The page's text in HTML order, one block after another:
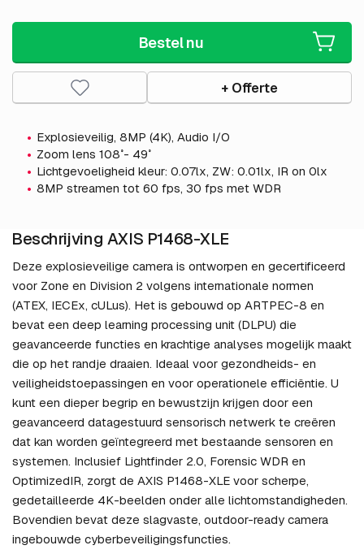
Bestel nu
+ Offerte
Explosieveilig, 8MP (4K), Audio I/O
Zoom lens 108˚- 49˚
Lichtgevoeligheid kleur: 0.07lx, ZW: 0.01lx, IR on 0lx
8MP streamen tot 60 fps, 30 fps met WDR
Beschrijving AXIS P1468-XLE
Deze explosieveilige camera is ontworpen en gecertificeerd
voor Zone en Division 2 volgens internationale normen
(ATEX, IECEx, cULus). Het is gebouwd op ARTPEC-8 en
bevat een deep learning processing unit (DLPU) die
geavanceerde functies en krachtige analyses mogelijk maakt
die op het randje draaien. Ideaal voor gezondheids- en
veiligheidstoepassingen en voor operationele efficiëntie. U
kunt een dieper begrip en bewustzijn krijgen door een
geavanceerd datagestuurd sensorisch netwerk te creëren
dat kan worden geïntegreerd met bestaande sensoren en
systemen. Inclusief Lightfinder 2.0, Forensic WDR en
OptimizedIR, zorgt de AXIS P1468-XLE voor scherpe,
gedetailleerde 4K-beelden onder alle lichtomstandigheden.
Bovendien bevat deze slagvaste, outdoor-ready camera
ingebouwde cyberbeveiligingsfuncties.